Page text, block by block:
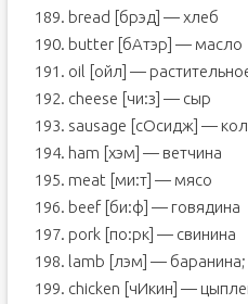
189. bread [брэд] — хлеб
190. butter [бАтэр] — масло
191. oil [ойл] —
192. cheese [чи:з] — сыр
193. sausage [сОсидж] —
194. ham [хэм] — ветчина
195. meat [ми:т] — мясо
196. beef [би:ф] — говядина
197. pork [по:рк] — свинина
198. lamb [лэм] — баранина;
199. chicken [чИкин] —